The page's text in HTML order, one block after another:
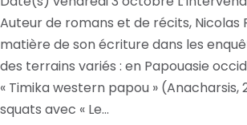
Auteur de romans et de récits, Nicolas
matière de son écriture dans les
des terrains variés : en Papouasie
« Timika western papou » (Anacharsis,
squats avec « Le…